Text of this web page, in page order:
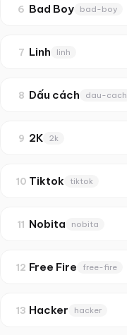
6 Bad Boy bad-boy
7 Linh linh
8 Dấu cách dau-cach
9 2K 2k
10 Tiktok tiktok
11 Nobita nobita
12 Free Fire free-fire
13 Hacker hacker